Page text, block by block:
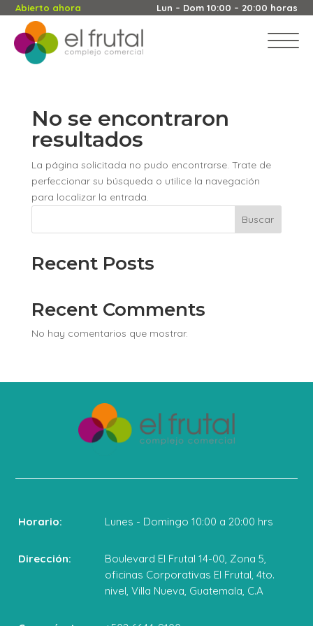
Abierto ahora Lun – Dom 10:00 – 20:00 horas
No se encontraron
resultados
La página solicitada no pudo encontrarse. Trate de
perfeccionar su búsqueda o utilice la navegación
para localizar la entrada.
Buscar
Recent Posts
Recent Comments
No hay comentarios que mostrar.
Horario: Lunes - Domingo 10:00 a 20:00 hrs
Dirección:
Boulevard El Frutal 14-00, Zona 5,
oficinas Corporativas El Frutal, 4to.
nivel, Villa Nueva, Guatemala, C.A